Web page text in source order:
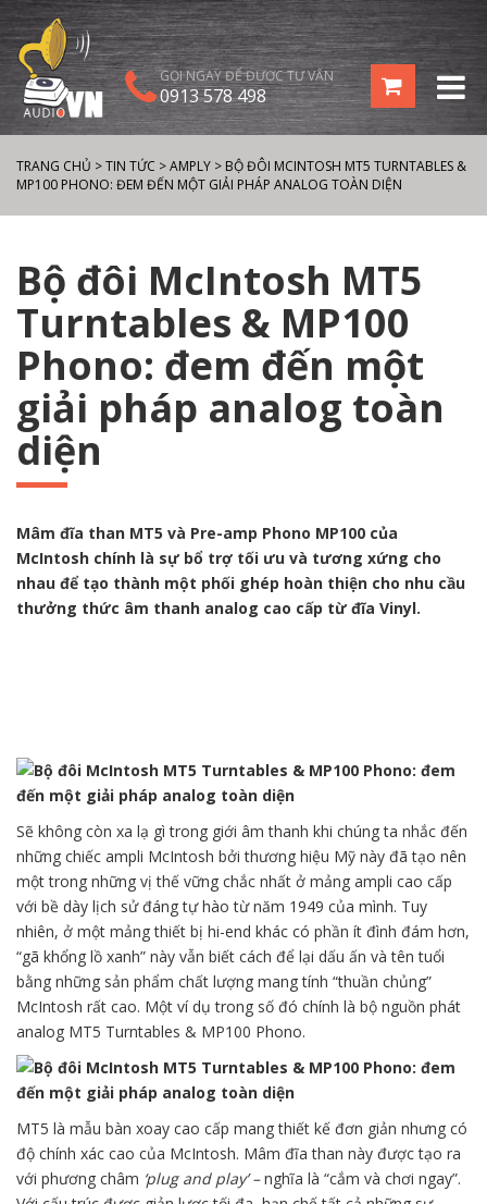
GỌI NGAY ĐỂ ĐƯỢC TƯ VẤN
0913 578 498
TRANG CHỦ >TIN TỨC >AMPLY > BỘ ĐÔI MCINTOSH MT5 TURNTABLES &
MP100 PHONO: ĐEM ĐẾN MỘT GIẢI PHÁP ANALOG TOÀN DIỆN
Bộ đôi McIntosh MT5
Turntables & MP100
Phono: đem đến một
giải pháp analog toàn
diện
Mâm đĩa than MT5 và Pre-amp Phono MP100 của
McIntosh chính là sự bổ trợ tối ưu và tương xứng cho
nhau để tạo thành một phối ghép hoàn thiện cho nhu cầu
thưởng thức âm thanh analog cao cấp từ đĩa Vinyl.
Sẽ không còn xa lạ gì trong giới âm thanh khi chúng ta nhắc đến
những chiếc ampli McIntosh bởi thương hiệu Mỹ này đã tạo nên
một trong những vị thế vững chắc nhất ở mảng ampli cao cấp
với bề dày lịch sử đáng tự hào từ năm 1949 của mình. Tuy
nhiên, ở một mảng thiết bị hi-end khác có phần ít đình đám hơn,
“gã khổng lồ xanh” này vẫn biết cách để lại dấu ấn và tên tuổi
bằng những sản phẩm chất lượng mang tính “thuần chủng”
McIntosh rất cao. Một ví dụ trong số đó chính là bộ nguồn phát
analog MT5 Turntables & MP100 Phono.
MT5 là mẫu bàn xoay cao cấp mang thiết kế đơn giản nhưng có
độ chính xác cao của McIntosh. Mâm đĩa than này được tạo ra
với phương châm ‘plug and play’ –nghĩa là “cắm và chơi ngay”.